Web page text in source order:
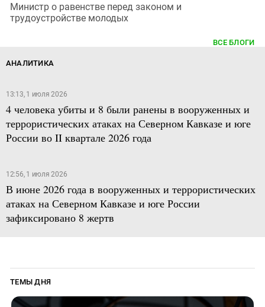
Министр о равенстве перед законом и
трудоустройстве молодых
ВСЕ БЛОГИ
АНАЛИТИКА
13:13, 1 июля 2026
4 человека убиты и 8 были ранены в вооруженных и
террористических атаках на Северном Кавказе и юге
России во II квартале 2026 года
12:56, 1 июля 2026
В июне 2026 года в вооруженных и террористических
атаках на Северном Кавказе и юге России
зафиксировано 8 жертв
ТЕМЫ ДНЯ